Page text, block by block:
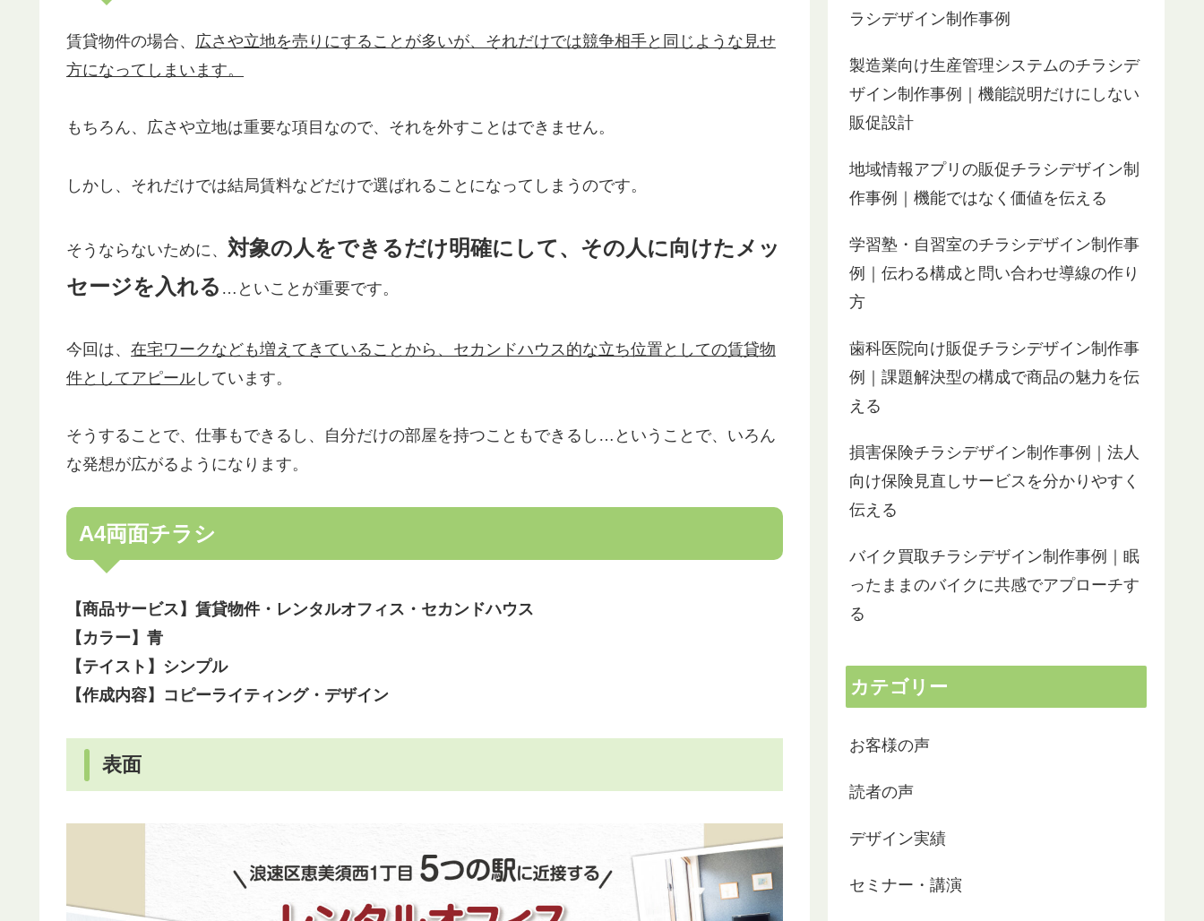
賃貸物件の場合、 広さや立地を売りにすることが多いが、それだけでは競争相手と同じような見せ
方になってしまいます。
もちろん、広さや立地は重要な項目なので、それを外すことはできません。
しかし、それだけでは結局賃料などだけで選ばれることになってしまうのです。
そうならないために、 対象の人をできるだけ明確にして、その人に向けたメッ
セージを入れる …といことが重要です。
今回は、 在宅ワークなども増えてきていることから、セカンドハウス的な立ち位置としての賃貸物
件としてアピール しています。
そうすることで、仕事もできるし、自分だけの部屋を持つこともできるし…ということで、いろん
な発想が広がるようになります。
A4両面チラシ
【商品サービス】賃貸物件・レンタルオフィス・セカンドハウス
【カラー】青
【テイスト】シンプル
【作成内容】コピーライティング・デザイン
表面
ラシデザイン制作事例
製造業向け生産管理システムのチラシデ
ザイン制作事例｜機能説明だけにしない
販促設計
地域情報アプリの販促チラシデザイン制
作事例｜機能ではなく価値を伝える
学習塾・自習室のチラシデザイン制作事
例｜伝わる構成と問い合わせ導線の作り
方
歯科医院向け販促チラシデザイン制作事
例｜課題解決型の構成で商品の魅力を伝
える
損害保険チラシデザイン制作事例｜法人
向け保険見直しサービスを分かりやすく
伝える
バイク買取チラシデザイン制作事例｜眠
ったままのバイクに共感でアプローチす
る
カテゴリー
お客様の声
読者の声
デザイン実績
セミナー・講演